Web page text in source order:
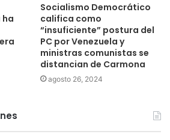
ha
Socialismo Democrático
califica como
“insuficiente” postura del
PC por Venezuela y
ministras comunistas se
distancian de Carmona
agosto 26, 2024